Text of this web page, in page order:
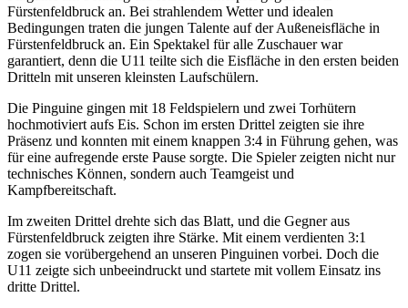
Fürstenfeldbruck an. Bei strahlendem Wetter und idealen
Bedingungen traten die jungen Talente auf der Außeneisfläche in
Fürstenfeldbruck an. Ein Spektakel für alle Zuschauer war
garantiert, denn die U11 teilte sich die Eisfläche in den ersten beiden
Dritteln mit unseren kleinsten Laufschülern.
Die Pinguine gingen mit 18 Feldspielern und zwei Torhütern
hochmotiviert aufs Eis. Schon im ersten Drittel zeigten sie ihre
Präsenz und konnten mit einem knappen 3:4 in Führung gehen, was
für eine aufregende erste Pause sorgte. Die Spieler zeigten nicht nur
technisches Können, sondern auch Teamgeist und
Kampfbereitschaft.
Im zweiten Drittel drehte sich das Blatt, und die Gegner aus
Fürstenfeldbruck zeigten ihre Stärke. Mit einem verdienten 3:1
zogen sie vorübergehend an unseren Pinguinen vorbei. Doch die
U11 zeigte sich unbeeindruckt und startete mit vollem Einsatz ins
dritte Drittel.